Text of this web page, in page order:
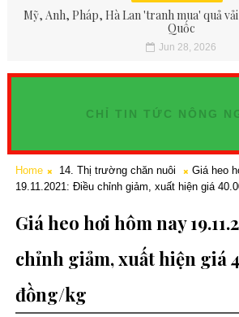
Mỹ, Anh, Pháp, Hà Lan 'tranh mua' quả
Quốc
Jun 28, 2026
CHỈ TIN TỨC NÔNG
Home 14. Thị trường chăn nuôi
Giá heo
19.11.2021: Điều chỉnh giảm, xuất hiện giá
Giá heo hơi hôm nay
chỉnh giảm, xuất hiện giá
đồng/kg